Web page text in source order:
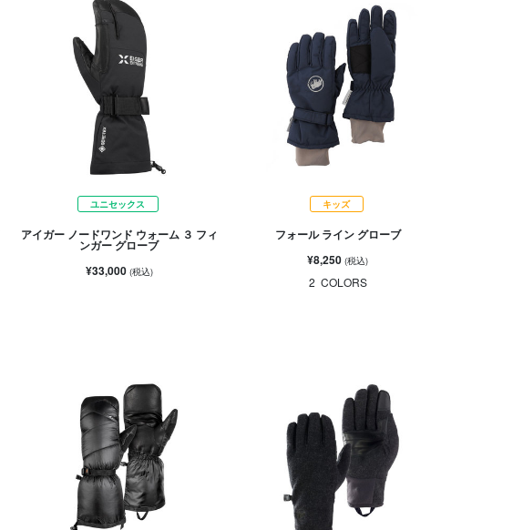
ユニセックス
アイガー ノードワンド ウォーム ３ フィ
ンガー グローブ
¥33,000 (税込)
キッズ
フォール ライン グローブ
¥8,250(税込)
2 COLORS